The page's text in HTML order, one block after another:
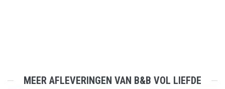
MEER AFLEVERINGEN VAN B&B VOL LIEFDE